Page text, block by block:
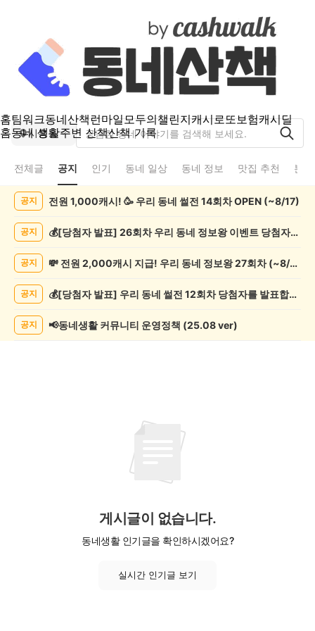
홈팀워크동네산책런마일모두의챌린지캐시로또보험캐시딜
홈동네 생활주변 산책산책 기록
시흥동
전체글 공지 인기 동네 일상 동네 정보 맛집 추천 분
공지 전원 1,000캐시! 🥳 우리 동네 썰전 14회차 OPEN (~8/17)
공지 💰[당첨자 발표] 26회차 우리 동네 정보왕 이벤트 당첨자를 발표합니다!
공지 💸 전원 2,000캐시 지급! 우리 동네 정보왕 27회차 (~8/10)
공지 💰[당첨자 발표] 우리 동네 썰전 12회차 당첨자를 발표합니다!
공지 📢동네생활 커뮤니티 운영정책 (25.08 ver)
게시글이 없습니다.
동네생활 인기글을 확인하시겠어요?
실시간 인기글 보기